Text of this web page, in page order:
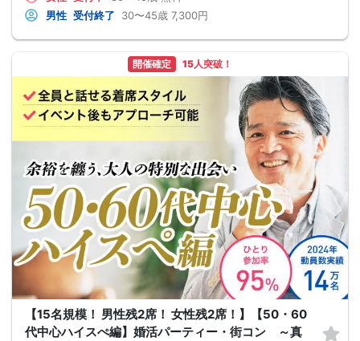
男性 受付終了 30〜45歳 7,300円
開催確定 15人突破！
【15名規模！ 男性残2席！ 女性残2席！】【50・60
代中心ハイスぺ編】婚活パーティー・街コン ～真